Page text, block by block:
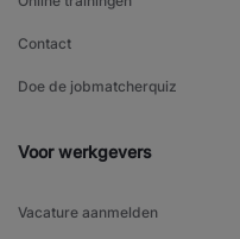
Contact
Doe de jobmatcherquiz
Voor werkgevers
Vacature aanmelden